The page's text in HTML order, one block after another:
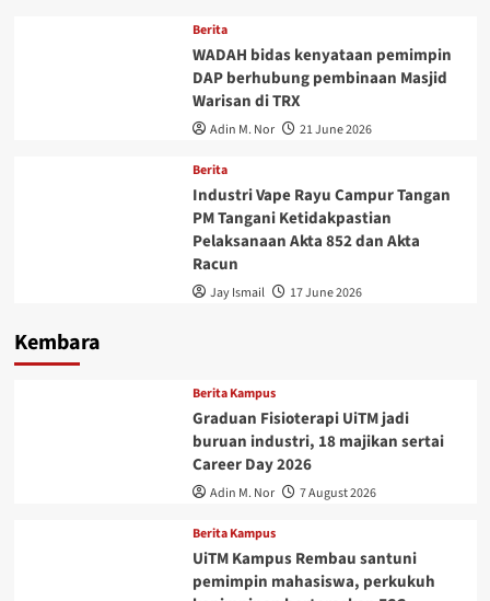
Berita
WADAH bidas kenyataan pemimpin
DAP berhubung pembinaan Masjid
Warisan di TRX
Adin M. Nor 21 June 2026
Berita
Industri Vape Rayu Campur Tangan
PM Tangani Ketidakpastian
Pelaksanaan Akta 852 dan Akta
Racun
Jay Ismail 17 June 2026
Kembara
Berita Kampus
Graduan Fisioterapi UiTM jadi
buruan industri, 18 majikan sertai
Career Day 2026
Adin M. Nor 7 August 2026
Berita Kampus
UiTM Kampus Rembau santuni
pemimpin mahasiswa, perkukuh